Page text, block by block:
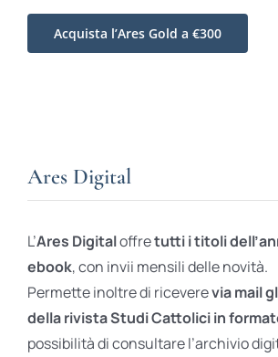
Acquista l’Ares Gold a €300
Ares Digital
L’Ares Digitaloffretutti i titoli
ebook, con invii mensili delle novità.
Permette inoltre di riceverevia mail
della rivista Studi Cattolici in
possibilità di consultare l’archivio